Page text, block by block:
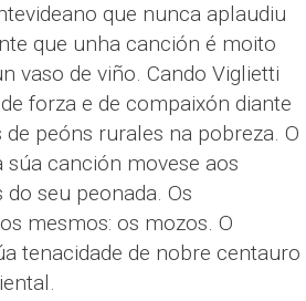
que nunca aplaudiu
que unha canción é moito
vaso de viño. Cando Viglietti
forza e de compaixón diante
peóns rurales na pobreza. O
canción movese aos
seu peonada. Os
mesmos: os mozos. O
tenacidade de nobre centauro